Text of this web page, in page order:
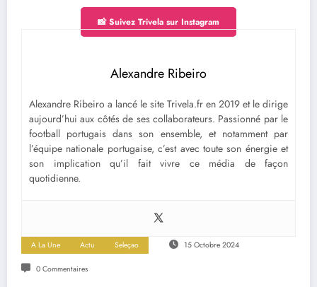
📸 Suivez Trivela sur Instagram
Alexandre Ribeiro
Alexandre Ribeiro a lancé le site Trivela.fr en 2019 et le dirige
aujourd’hui aux côtés de ses collaborateurs. Passionné par le
football portugais dans son ensemble, et notamment par
l’équipe nationale portugaise, c’est avec toute son énergie et
son implication qu’il fait vivre ce média de façon
quotidienne.
A La Une Actu Seleçao 15 Octobre 2024
0 Commentaires